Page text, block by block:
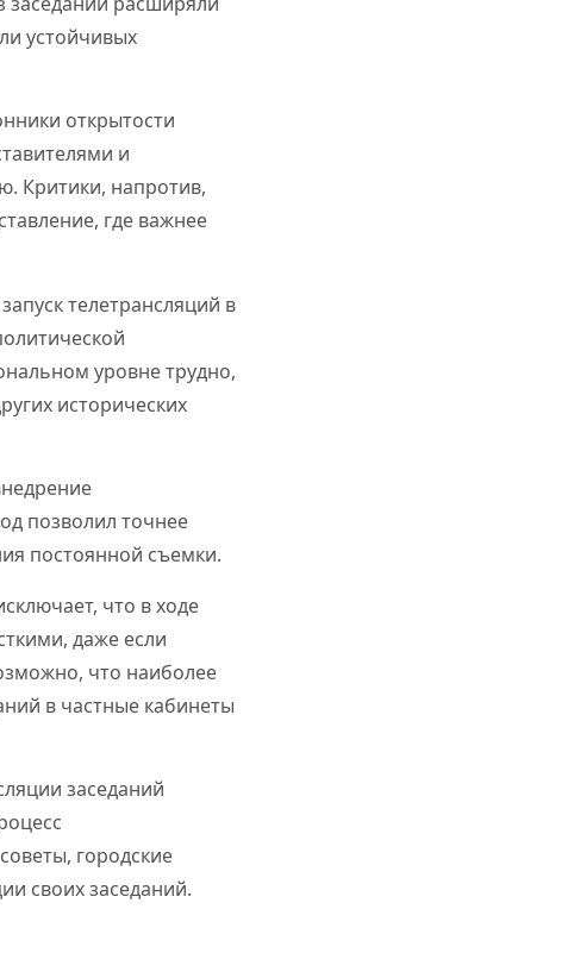
устойчивых
открытости
и
Критики, напротив,
где важнее
телетрансляций в
уровне трудно,
исторических
позволил точнее
постоянной съемки.
что в ходе
даже если
что наиболее
в частные кабинеты
заседаний
городские
своих заседаний.